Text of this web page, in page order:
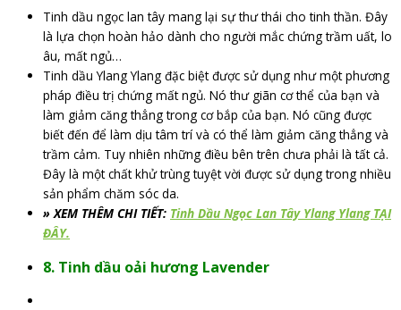
Tinh dầu ngọc lan tây mang lại sự thư thái cho tinh thần. Đây
là lựa chọn hoàn hảo dành cho người mắc chứng trầm uất, lo
âu, mất ngủ…
Tinh dầu Ylang Ylang đặc biệt được sử dụng như một phương
pháp điều trị chứng mất ngủ. Nó thư giãn cơ thể của bạn và
làm giảm căng thẳng trong cơ bắp của bạn. Nó cũng được
biết đến để làm dịu tâm trí và có thể làm giảm căng thẳng và
trầm cảm. Tuy nhiên những điều bên trên chưa phải là tất cả.
Đây là một chất khử trùng tuyệt vời được sử dụng trong nhiều
sản phẩm chăm sóc da.
» XEM THÊM CHI TIẾT: Tinh Dầu Ngọc Lan Tây Ylang Ylang TẠI
ĐÂY.
8. Tinh dầu oải hương Lavender